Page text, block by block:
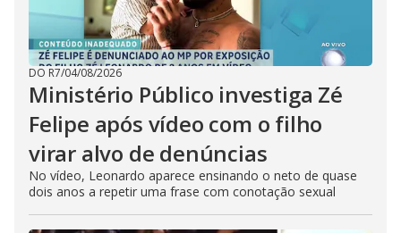
DO R7/04/08/2026
Ministério Público investiga Zé
Felipe após vídeo com o filho
virar alvo de denúncias
No vídeo, Leonardo aparece ensinando o neto de quase
dois anos a repetir uma frase com conotação sexual